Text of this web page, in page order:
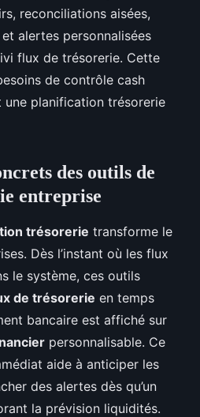
reconciliations aisées,
alertes personnalisées
flux de trésorerie. Cette
de contrôle cash
planification trésorerie
des outils de
entreprise
trésorerie transforme le
Dès l’instant où les flux
le système, ces outils
de trésorerie en temps
bancaire est affiché sur
personnalisable. Ce
aide à anticiper les
des alertes dès qu’un
la prévision liquidités.